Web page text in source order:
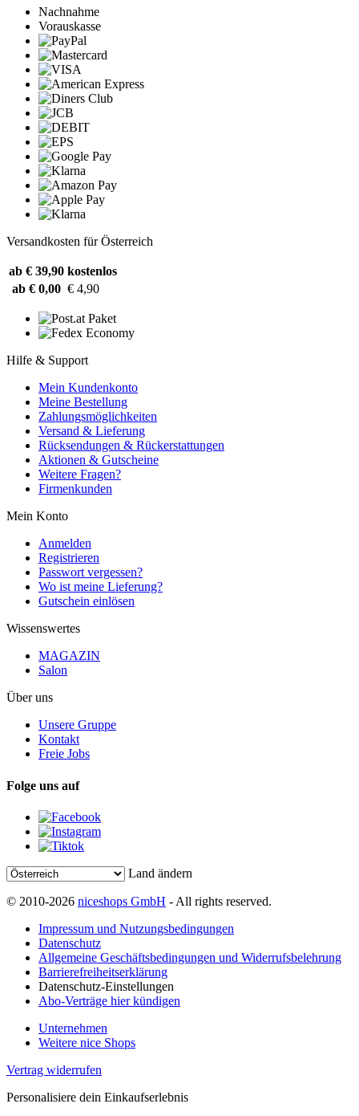
Nachnahme
Vorauskasse
Versandkosten für Österreich
ab € 39,90 kostenlos
ab € 0,00 € 4,90
Hilfe & Support
Mein Kundenkonto
Meine Bestellung
Zahlungsmöglichkeiten
Versand & Lieferung
Rücksendungen & Rückerstattungen
Aktionen & Gutscheine
Weitere Fragen?
Firmenkunden
Mein Konto
Anmelden
Registrieren
Passwort vergessen?
Wo ist meine Lieferung?
Gutschein einlösen
Wissenswertes
MAGAZIN
Salon
Über uns
Unsere Gruppe
Kontakt
Freie Jobs
Folge uns auf
Land ändern
© 2010-2026 niceshops GmbH - All rights reserved.
Impressum und Nutzungsbedingungen
Datenschutz
Allgemeine Geschäftsbedingungen und Widerrufsbelehrung
Barrierefreiheitserklärung
Datenschutz-Einstellungen
Abo-Verträge hier kündigen
Unternehmen
Weitere nice Shops
Vertrag widerrufen
Personalisiere dein Einkaufserlebnis